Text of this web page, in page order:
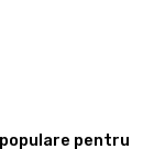
pentru